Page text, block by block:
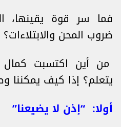
فما سر قوة يقينها،
ضروب المحن والابتلاءات؟
من أين اكتسبت كمال
يتعلم؟ إذا كيف يمكننا
أولا: “إذن لا يضيعنا”